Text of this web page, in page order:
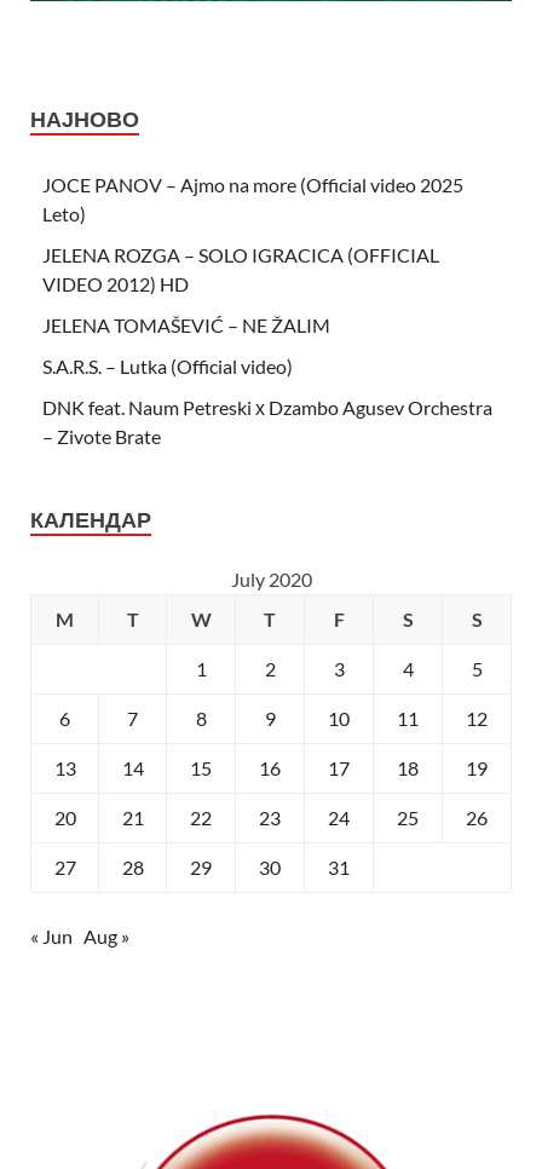
НАЈНОВО
JOCE PANOV – Ajmo na more (Official video 2025
Leto)
JELENA ROZGA – SOLO IGRACICA (OFFICIAL
VIDEO 2012) HD
JELENA TOMAŠEVIĆ – NE ŽALIM
S.A.R.S. – Lutka (Official video)
DNK feat. Naum Petreski х Dzambo Agusev Orchestra
– Zivote Brate
КАЛЕНДАР
July 2020
M
T W T F S S
1 2 3 4 5
6 7 8 9 10 11 12
13 14 15 16 17 18 19
20 21 22 23 24 25 26
27 28 29 30 31
« Jun Aug »